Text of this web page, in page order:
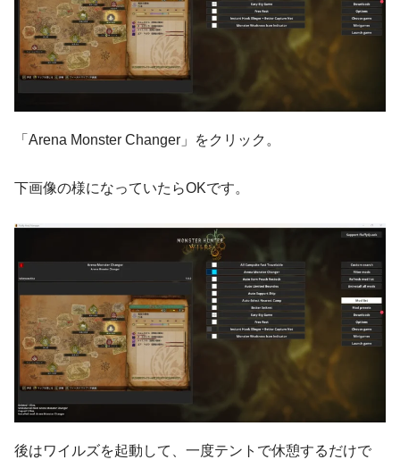
「Arena Monster Changer」をクリック。
下画像の様になっていたらOKです。
後はワイルズを起動して、一度テントで休憩するだけで